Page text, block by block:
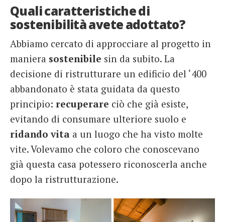
Quali caratteristiche di
sostenibilità avete adottato?
Abbiamo cercato di approcciare al progetto in
maniera sostenibile sin da subito. La
decisione di ristrutturare un edificio del ‘400
abbandonato è stata guidata da questo
principio: recuperare ciò che già esiste,
evitando di consumare ulteriore suolo e
ridando vita a un luogo che ha visto molte
vite. Volevamo che coloro che conoscevano
già questa casa potessero riconoscerla anche
dopo la ristrutturazione.